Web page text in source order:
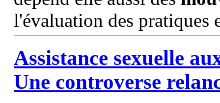
l'évaluation des pratiques
Assistance sexuelle
Une controverse